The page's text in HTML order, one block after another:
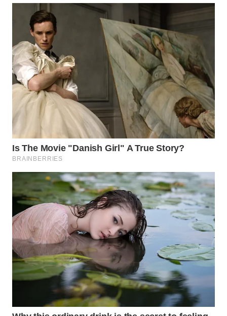
TANGERANG
WN
BINJAI
WN
CIREBON
WN
INDRAMAYU
WN
KUNINGAN
WN
MAJALENGKA
WN
SUBANG
WN
SUKABUMI
PURWAKARTA